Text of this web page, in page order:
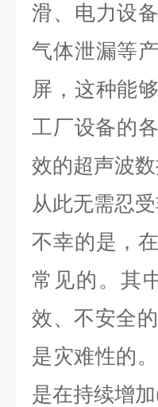
滑、电力设
气体泄漏等
屏，这种能
工厂设备的
效的超声波
从此无需忍
不幸的是，
常见的。其
效、不安全
是灾难性的
是在持续增